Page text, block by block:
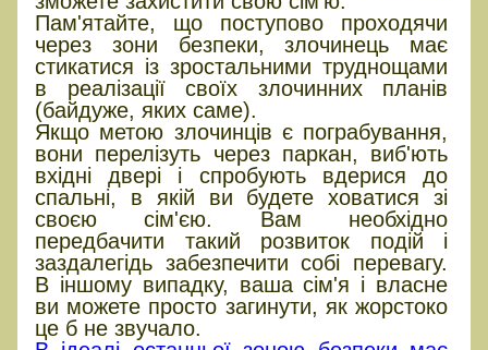
Пам'ятайте, що поступово проходячи
через зони безпеки, злочинець має
стикатися із зростальними труднощами
в реалізації своїх злочинних планів
(байдуже, яких саме).
Якщо метою злочинців є пограбування,
вони перелізуть через паркан, виб'ють
вхідні двері і спробують вдерися до
спальні, в якій ви будете ховатися зі
своєю сім'єю. Вам необхідно
передбачити такий розвиток подій і
заздалегідь забезпечити собі перевагу.
В іншому випадку, ваша сім'я і власне
ви можете просто загинути, як жорстоко
це б не звучало.